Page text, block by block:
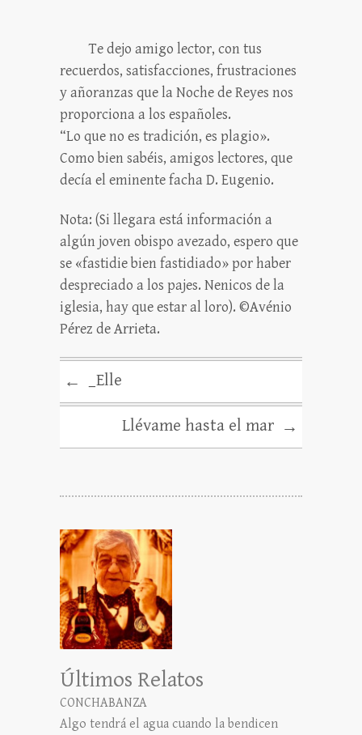
Te dejo amigo lector, con tus
recuerdos, satisfacciones, frustraciones
y añoranzas que la Noche de Reyes nos
proporciona a los españoles.
“Lo que no es tradición, es plagio».
Como bien sabéis, amigos lectores, que
decía el eminente facha D. Eugenio.
Nota: (Si llegara está información a
algún joven obispo avezado, espero que
se «fastidie bien fastidiado» por haber
despreciado a los pajes. Nenicos de la
iglesia, hay que estar al loro). ©Avénio
Pérez de Arrieta.
← _Elle
Llévame hasta el mar →
Últimos Relatos
CONCHABANZA
Algo tendrá el agua cuando la bendicen